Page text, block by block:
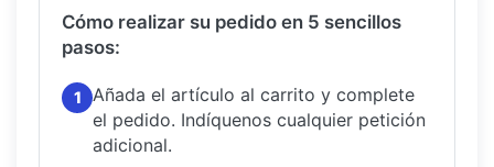
Cómo realizar su pedido en 5 sencillos
pasos:
1
Añada el artículo al carrito y complete
el pedido. Indíquenos cualquier petición
adicional.